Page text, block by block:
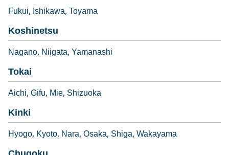
Fukui Ishikawa Toyama
Koshinetsu
Nagano Niigata Yamanashi
Tokai
Aichi Gifu Mie Shizuoka
Kinki
Hyogo Kyoto Nara Osaka Shiga Wakayama